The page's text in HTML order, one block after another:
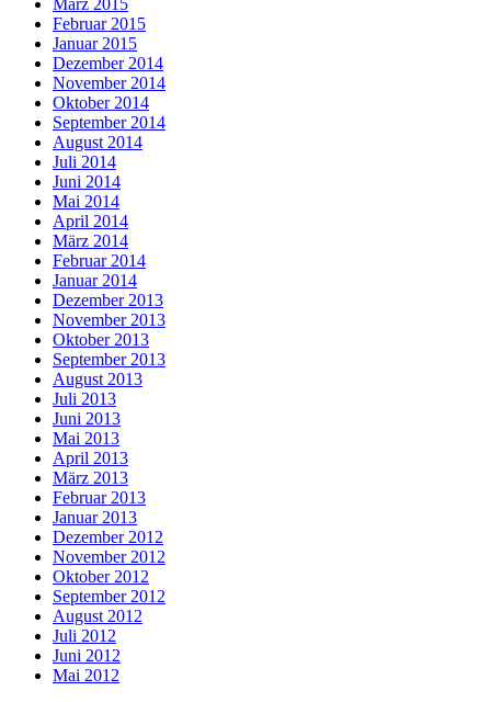
März 2015
Februar 2015
Januar 2015
Dezember 2014
November 2014
Oktober 2014
September 2014
August 2014
Juli 2014
Juni 2014
Mai 2014
April 2014
März 2014
Februar 2014
Januar 2014
Dezember 2013
November 2013
Oktober 2013
September 2013
August 2013
Juli 2013
Juni 2013
Mai 2013
April 2013
März 2013
Februar 2013
Januar 2013
Dezember 2012
November 2012
Oktober 2012
September 2012
August 2012
Juli 2012
Juni 2012
Mai 2012